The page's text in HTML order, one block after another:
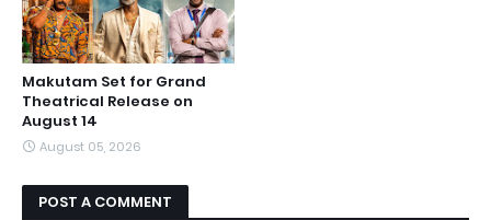
Makutam Set for Grand
Theatrical Release on
August 14
August 05, 2026
POST A COMMENT